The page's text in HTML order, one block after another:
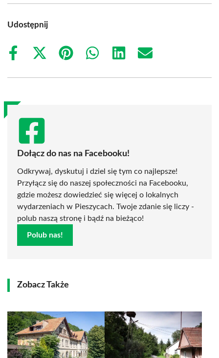
Udostępnij
Share
Share
(Twitter)
Share
Share
Share
Share
Dołącz do nas na Facebooku!
Odkrywaj, dyskutuj i dziel się tym co najlepsze!
Przyłącz się do naszej społeczności na Facebooku,
gdzie możesz dowiedzieć się więcej o lokalnych
wydarzeniach w Pieszycach. Twoje zdanie się liczy -
polub naszą stronę i bądź na bieżąco!
Polub nas!
Zobacz Także